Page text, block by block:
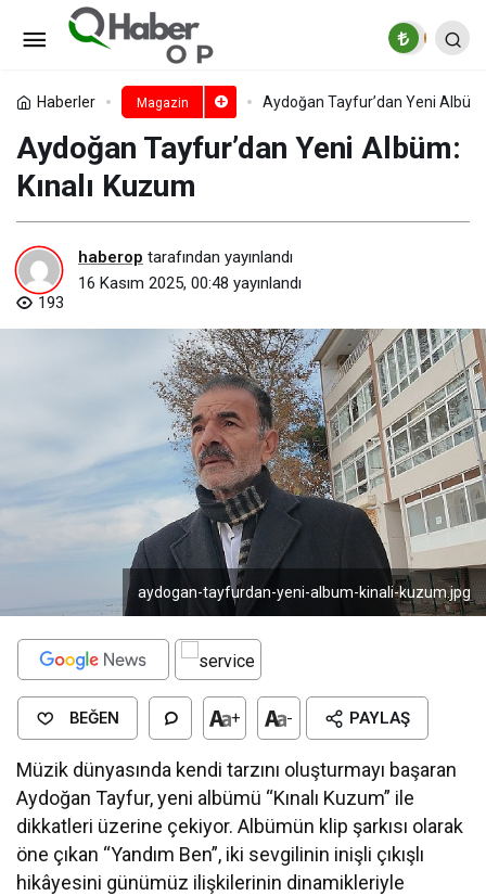
Haberler Magazin Aydoğan Tayfur’dan Yeni Albüm:
Aydoğan Tayfur’dan Yeni Albüm:
Kınalı Kuzum
haberop tarafından yayınlandı
16 Kasım 2025, 00:48 yayınlandı
193
aydogan-tayfurdan-yeni-album-kinali-kuzum.jpg
BEĞEN + - PAYLAŞ
Müzik dünyasında kendi tarzını oluşturmayı başaran
Aydoğan Tayfur, yeni albümü “Kınalı Kuzum” ile
dikkatleri üzerine çekiyor. Albümün klip şarkısı olarak
öne çıkan “Yandım Ben”, iki sevgilinin inişli çıkışlı
hikâyesini günümüz ilişkilerinin dinamikleriyle
Ekin Koç ve Ayça Ayşin Turan’ın
Başrollerinde Yer Aldığı ”Vicdansız”ın
Afişi Yayınlandı
Yorum Yap